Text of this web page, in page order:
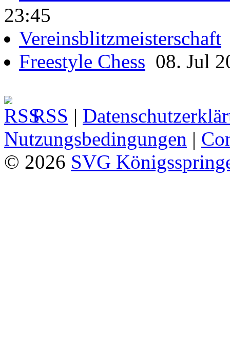
23:45
Vereinsblitzmeisterschaft
Freestyle Chess 08. Jul
RSS |
Nutzungsbedingungen |
© 2026 SVG